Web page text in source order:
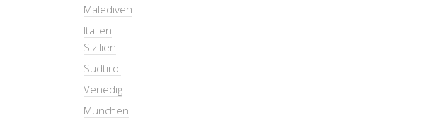
Malediven
Italien
Sizilien
Südtirol
Venedig
München